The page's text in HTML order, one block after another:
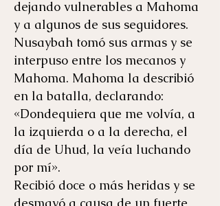
dejando vulnerables a Mahoma
y a algunos de sus seguidores.
Nusaybah tomó sus armas y se
interpuso entre los mecanos y
Mahoma. Mahoma la describió
en la batalla, declarando:
«Dondequiera que me volvía, a
la izquierda o a la derecha, el
día de Uhud, la veía luchando
por mí».
Recibió doce o más heridas y se
desmayó a causa de un fuerte